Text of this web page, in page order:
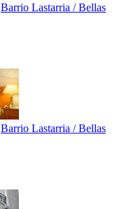
Barrio Lastarria / Bellas
Barrio Lastarria / Bellas